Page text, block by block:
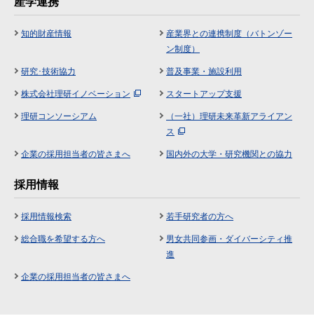
知的財産情報
産業界との連携制度（バトンゾー
ン制度）
研究･技術協力 普及事業・施設利用
株式会社理研イノベーション スタートアップ支援
理研コンソーシアム
（一社）理研未来革新アライアン
ス
企業の採用担当者の皆さまへ 国内外の大学・研究機関との協力
採用情報
採用情報検索 若手研究者の方へ
総合職を希望する方へ
男女共同参画・ダイバーシティ推
進
企業の採用担当者の皆さまへ